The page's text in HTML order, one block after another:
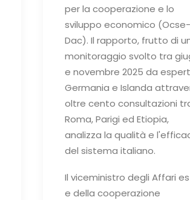
per la cooperazione e lo
sviluppo economico (Ocse-
Dac). Il rapporto, frutto di
monitoraggio svolto tra
e novembre 2025 da
Germania e Islanda
oltre cento consultazioni
Roma, Parigi ed Etiopia,
analizza la qualità e
del sistema italiano.
Il viceministro degli Affari
e della cooperazione